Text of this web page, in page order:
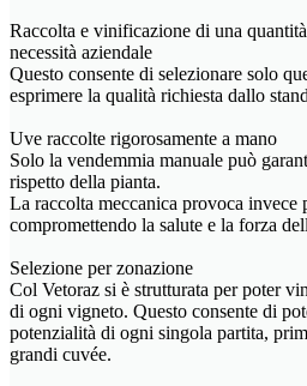
Raccolta e vinificazione di una
necessità aziendale
Questo consente di selezionare solo
esprimere la qualità richiesta dallo
Uve raccolte rigorosamente a mano
Solo la vendemmia manuale può
rispetto della pianta.
La raccolta meccanica provoca invece
compromettendo la salute e la forza
Selezione per zonazione
Col Vetoraz si è strutturata per poter
di ogni vigneto. Questo consente di
potenzialità di ogni singola partita,
grandi cuvée.